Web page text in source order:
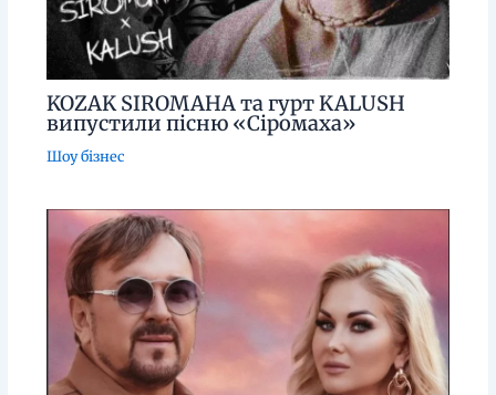
KOZAK SIROMAHA та гурт KALUSH
випустили пісню «Сіромаха»
Шоу бізнес